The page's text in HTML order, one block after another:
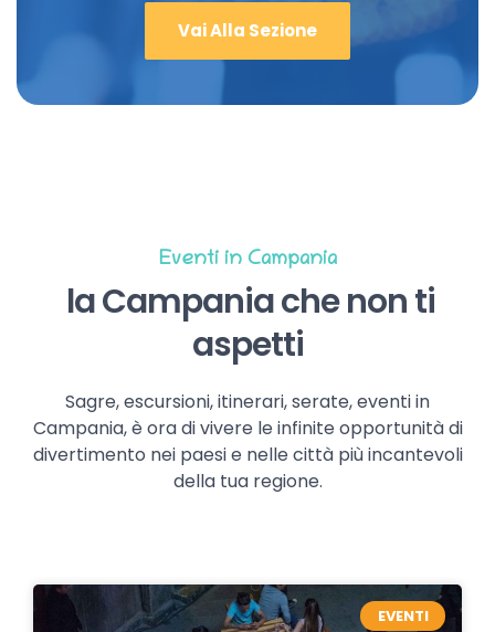
Vai Alla Sezione
Eventi in Campania
la Campania che non ti
aspetti
Sagre, escursioni, itinerari, serate, eventi in
Campania, è ora di vivere le infinite opportunità di
divertimento nei paesi e nelle città più incantevoli
della tua regione.
EVENTI